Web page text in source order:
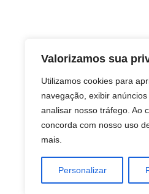
Valorizamos sua
Utilizamos cookies para
navegação, exibir
analisar nosso tráfego. Ao
concorda com nosso uso
mais.
Personalizar